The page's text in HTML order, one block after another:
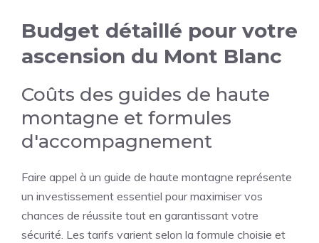
Budget détaillé pour votre
ascension du Mont Blanc
Coûts des guides de haute
montagne et formules
d'accompagnement
Faire appel à un guide de haute montagne représente
un investissement essentiel pour maximiser vos
chances de réussite tout en garantissant votre
sécurité. Les tarifs varient selon la formule choisie et